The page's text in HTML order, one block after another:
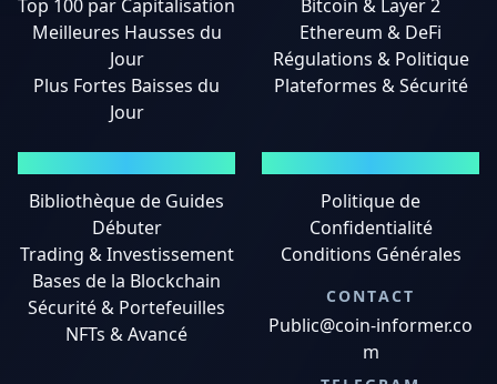
Top 100 par Capitalisation
Meilleures Hausses du
Jour
Plus Fortes Baisses du
Jour
Bitcoin & Layer 2
Ethereum & DeFi
Régulations & Politique
Plateformes & Sécurité
Bibliothèque de Guides
Débuter
Trading & Investissement
Bases de la Blockchain
Sécurité & Portefeuilles
NFTs & Avancé
Politique de
Confidentialité
Conditions Générales
CONTACT
Public@coin-informer.co
m